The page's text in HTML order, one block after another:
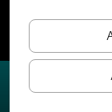
Hard in